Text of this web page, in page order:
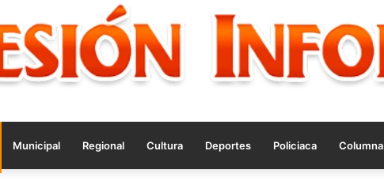
Municipal Regional Cultura Deportes Policiaca Columna